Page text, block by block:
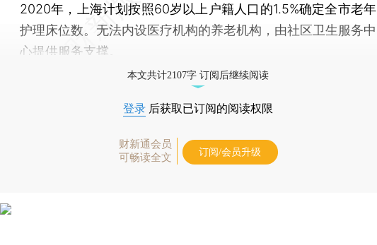
2020年，上海计划按照60岁以上户籍人口的1.5%确定全市老年
护理床位数。无法内设医疗机构的养老机构，由社区卫生服务中
心提供服务支撑。
本文共计2107字 订阅后继续阅读
登录 后获取已订阅的阅读权限
财新通会员
可畅读全文
订阅/会员升级